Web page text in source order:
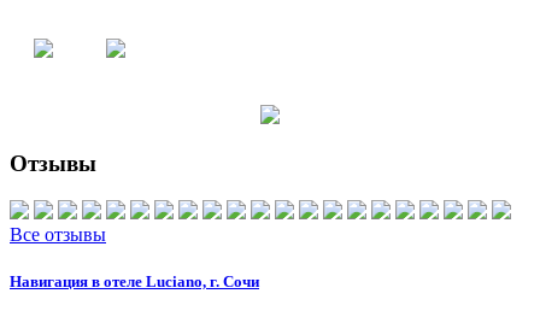
Отзывы
Все отзывы
Навигация в отеле Luciano, г. Сочи